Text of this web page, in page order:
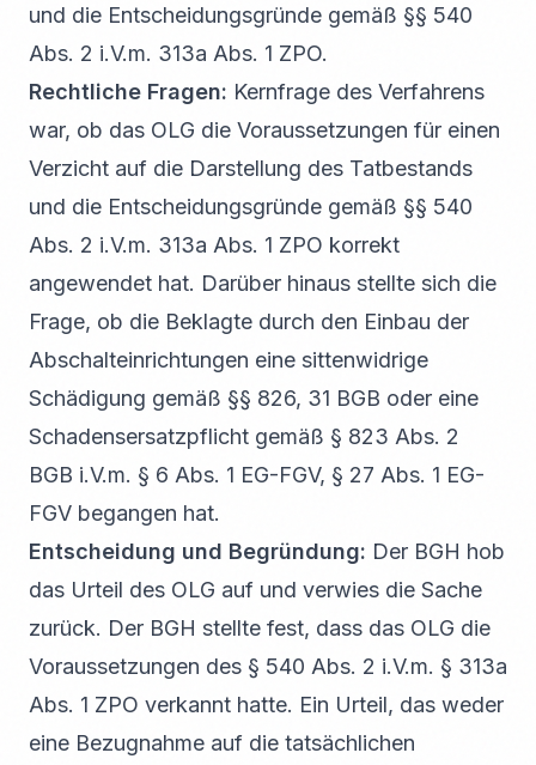
und die Entscheidungsgründe gemäß §§ 540
Abs. 2 i.V.m. 313a Abs. 1 ZPO.
Rechtliche Fragen: Kernfrage des Verfahrens
war, ob das OLG die Voraussetzungen für einen
Verzicht auf die Darstellung des Tatbestands
und die Entscheidungsgründe gemäß §§ 540
Abs. 2 i.V.m. 313a Abs. 1 ZPO korrekt
angewendet hat. Darüber hinaus stellte sich die
Frage, ob die Beklagte durch den Einbau der
Abschalteinrichtungen eine sittenwidrige
Schädigung gemäß §§ 826, 31 BGB oder eine
Schadensersatzpflicht gemäß § 823 Abs. 2
BGB i.V.m. § 6 Abs. 1 EG-FGV, § 27 Abs. 1 EG-
FGV begangen hat.
Entscheidung und Begründung: Der BGH hob
das Urteil des OLG auf und verwies die Sache
zurück. Der BGH stellte fest, dass das OLG die
Voraussetzungen des § 540 Abs. 2 i.V.m. § 313a
Abs. 1 ZPO verkannt hatte. Ein Urteil, das weder
eine Bezugnahme auf die tatsächlichen